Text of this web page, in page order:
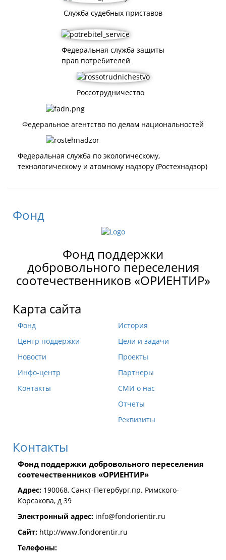
Служба судебных приставов
Федеральная служба защиты
прав потребителей
Россотрудничество
Федеральное агентство по делам национальностей
Федеральная служба по экологическому,
технологическому и атомному надзору (Ростехнадзор)
Фонд
Фонд поддержки
добровольного переселения
соотечественников «ОРИЕНТИР»
Карта сайта
Фонд
Центр поддержки
Новости
Инфо-центр
Контакты
История
Цели и задачи
Проекты
Партнеры
СМИ о нас
Отчеты
Реквизиты
Контакты
Фонд поддержки добровольного переселения
соотечественников «ОРИЕНТИР»
Адрес: 190068, Санкт-Петербург,пр. Римского-
Корсакова, д 39
Электронный адрес: info@fondorientir.ru
Cайт: http://www.fondorentir.ru
Телефоны: